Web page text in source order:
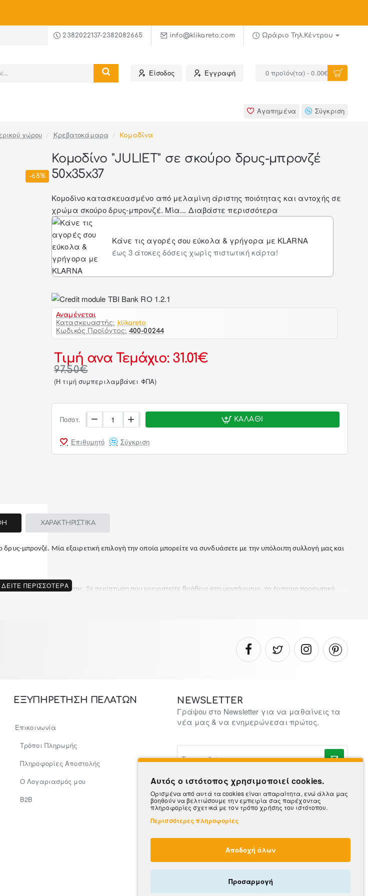
2382022137-2382082665 info@klikareto.com Ωράριο Τηλ.Κέντρου
Είσοδος Εγγραφή 0 προϊόν(τα) - 0.00€
Αγαπημένα Σύγκριση
χώρου Κρεβατοκάμαρα Κομοδίνα
-68%
Κομοδίνο "JULIET" σε σκούρο δρυς-μπρονζέ
50x35x37
Κομοδίνο κατασκευασμένο από μελαμίνη άριστης ποιότητας και αντοχής σε
χρώμα σκούρο δρυς-μπρονζέ. Μία... Διαβάστε περισσότερα
Κάνε τις αγορές σου εύκολα & γρήγορα με KLARNA
έως 3 άτοκες δόσεις χωρίς πιστωτική κάρτα!
Αναμένεται
Κατασκευαστής: klikareto
Κωδικός Προϊόντος: 400-00244
Τιμή ανα Τεμάχιο: 31.01€
97.50€
(H τιμή συμπεριλαμβάνει ΦΠΑ)
Ποσοτ. ΚΑΛΆΘΙ
Επιθυμητό Σύγκριση
ΧΑΡΑΚΤΗΡΙΣΤΙΚΑ
μπρονζέ. Μία εξαιρετική επιλογή την οποία μπορείτε να συνδυάσετε με την υπόλοιπη συλλογή μας και
συναρμολόγησης. Σε περίπτωση που χρειαστείτε βοήθεια στο μοντάρισμα, το έμπειρο προσωπικό
ΕΞΥΠΗΡΕΤΗΣΗ ΠΕΛΑΤΩΝ
Επικοινωνία
Τρόποι Πληρωμής
Πληροφορίες Αποστολής
Ο Λογαριασμός μου
Β2Β
NEWSLETTER
Γράψου στο Newsletter για να μαθαίνεις τα
νέα μας & να ενημερώνεσαι πρώτος.
e-
σας..
Αυτός ο ιστότοπος χρησιμοποιεί cookies.
Ορισμένα από αυτά τα cookies είναι απαραίτητα, ενώ άλλα μας
βοηθούν να βελτιώσουμε την εμπειρία σας παρέχοντας
πληροφορίες σχετικά με τον τρόπο χρήσης του ιστότοπου.
Περισσότερες πληροφορίες
Αποδοχή όλων
Προσαρμογή